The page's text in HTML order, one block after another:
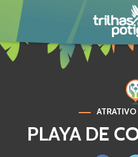
PLAYA DE